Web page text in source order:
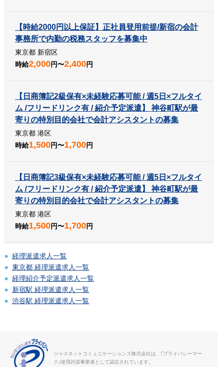
【時給2000円以上保証】正社員登用前提/新宿の会計
事務所で内勤の税務スタッフを募集中
東京都 新宿区
時給2,000円〜2,400円
【日商簿記2級保有×未経験応募可能 / 週5日×フルタイ
ム /フリードリンク有 / 紹介予定派遣】 神谷町駅が最
寄りの特別目的会社で会計アシスタントの募集
東京都 港区
時給1,500円〜1,700円
【日商簿記3級保有×未経験応募可能 / 週5日×フルタイ
ム /フリードリンク有 / 紹介予定派遣】 神谷町駅が最
寄りの特別目的会社で会計アシスタントの募集
東京都 港区
時給1,500円〜1,700円
経理派遣求人一覧
東京都 経理派遣求人一覧
経理紹介予定派遣求人一覧
新宿駅 経理派遣求人一覧
渋谷駅 経理派遣求人一覧
ジャスネットコミュニケーションズ株式会社は、｢プライバシーマー
ク｣使用許諾事業者として認定されています。